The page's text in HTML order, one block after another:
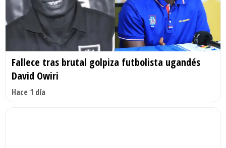
Fallece tras brutal golpiza futbolista ugandés
David Owiri
Hace 1 día